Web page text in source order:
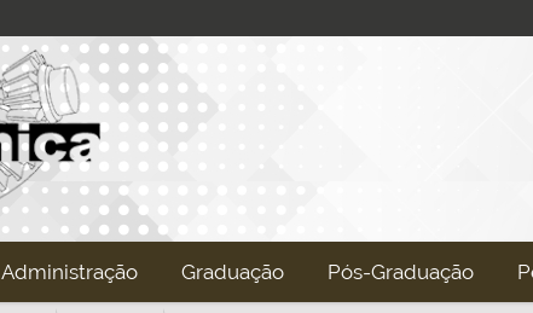
Administração Graduação Pós-Graduação